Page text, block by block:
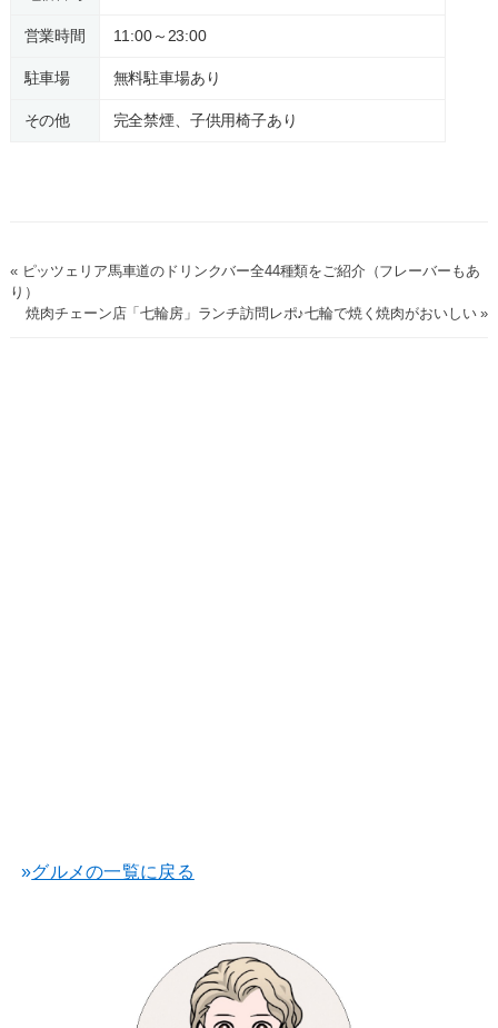
営業時間 11:00～23:00
駐車場 無料駐車場あり
その他 完全禁煙、子供用椅子あり
« ピッツェリア馬車道のドリンクバー全44種類をご紹介（フレーバーもあ
り）
焼肉チェーン店「七輪房」ランチ訪問レポ♪七輪で焼く焼肉がおいしい »
»グルメの一覧に戻る